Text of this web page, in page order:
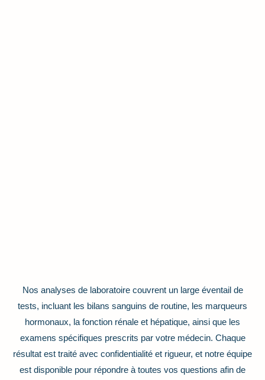
Nos analyses de laboratoire couvrent un large éventail de
tests, incluant les bilans sanguins de routine, les marqueurs
hormonaux, la fonction rénale et hépatique, ainsi que les
examens spécifiques prescrits par votre médecin. Chaque
résultat est traité avec confidentialité et rigueur, et notre équipe
est disponible pour répondre à toutes vos questions afin de